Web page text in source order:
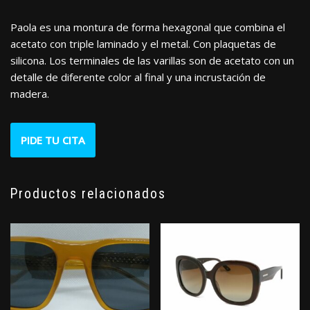
Paola es una montura de forma hexagonal que combina el
acetato con triple laminado y el metal. Con plaquetas de
silicona. Los terminales de las varillas son de acetato con un
detalle de diferente color al final y una incrustación de
madera.
PIDE TU CITA
Productos relacionados